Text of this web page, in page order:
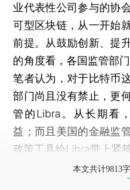
业代表性公司参与的协
可型区块链，从一开始
前提。从鼓励创新、提
的角度看，各国监管部
笔者认为，对于比特币
部门尚且没有禁止，更
管的Libra。从长期看
益；而且美国的金融监
政策工具给Libra带上紧箍
本文共计9813